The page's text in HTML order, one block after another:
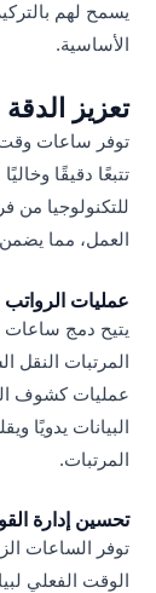
يسمح لهم
الأساسية.
تعزيز
توفر ساعات وقت
تتبعًا دقيقًا
للتكنولوجيا
العمل، مما
عمليات
يتيح دمج
المرتبات
عمليات كشوف
البيانات يدويًا
المرتبات.
تحسين إدارة
توفر الساعات
الوقت الفعلي